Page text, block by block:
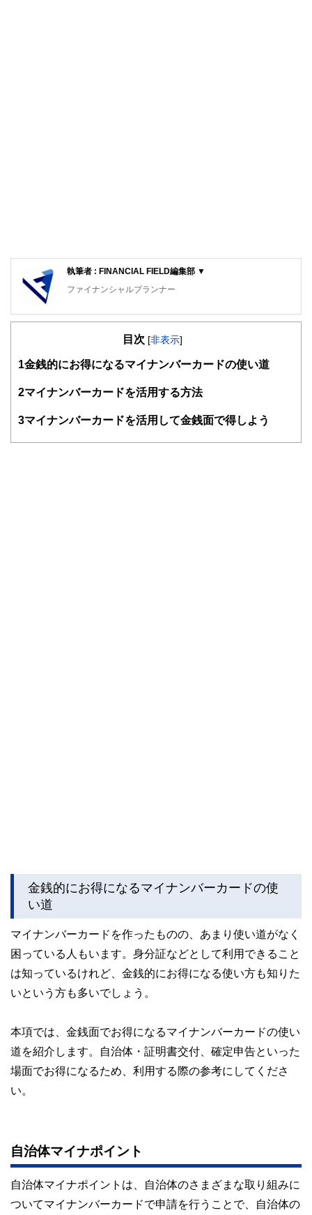
執筆者 : FINANCIAL FIELD編集部 ▼
ファイナンシャルプランナー
FinancialField編集部は、金融、経済に関する記事を、日々
知識がない方でも理解できるようわかりやすく発信していま
得者を中心に「お金や暮らし」に関する書籍・雑誌の編集経
験者で構成され、企画立案から記事掲載まですべての工程に
目次 [非表示]
1 金銭的にお得になるマイナンバーカードの使い道
2マイナンバーカードを活用する方法
3マイナンバーカードを活用して金銭面で得しよう
金銭的にお得になるマイナンバーカードの使
い道
マイナンバーカードを作ったものの、あまり使い道がなく
困っている人もいます。身分証などとして利用できること
は知っているけれど、金銭的にお得になる使い方も知りた
いという方も多いでしょう。
本項では、金銭面でお得になるマイナンバーカードの使い
道を紹介します。自治体・証明書交付、確定申告といった
場面でお得になるため、利用する際の参考にしてくださ
い。
自治体マイナポイント
自治体マイナポイントは、自治体のさまざまな取り組みに
ついてマイナンバーカードで申請を行うことで、自治体の